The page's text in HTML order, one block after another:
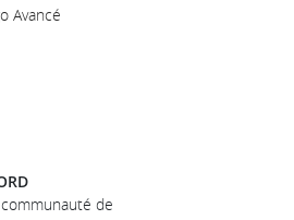
Avancé
de